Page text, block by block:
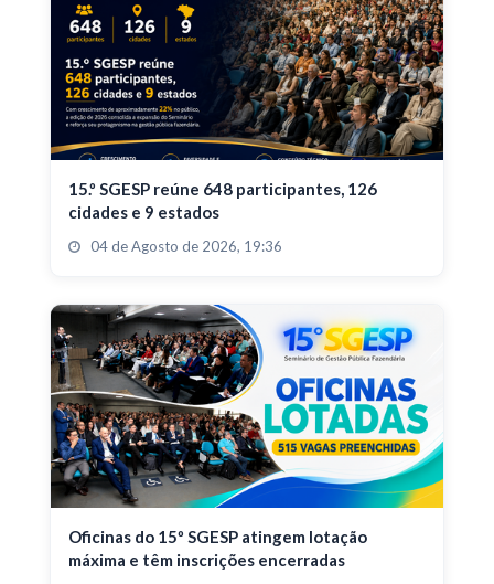
15.º SGESP reúne 648 participantes, 126
cidades e 9 estados
04 de Agosto de 2026, 19:36
Oficinas do 15º SGESP atingem lotação
máxima e têm inscrições encerradas